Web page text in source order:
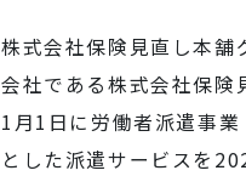
株式会社保険見直し本舗
会社である株式会社保険
1月1日に労働者派遣事
とした派遣サービスを